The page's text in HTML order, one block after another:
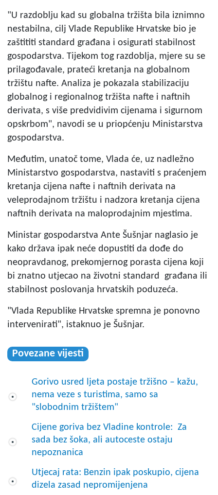
"U razdoblju kad su globalna tržišta bila iznimno
nestabilna, cilj Vlade Republike Hrvatske bio je
zaštititi standard građana i osigurati stabilnost
gospodarstva. Tijekom tog razdoblja, mjere su se
prilagođavale, prateći kretanja na globalnom
tržištu nafte. Analiza je pokazala stabilizaciju
globalnog i regionalnog tržišta nafte i naftnih
derivata, s više predvidivim cijenama i sigurnom
opskrbom", navodi se u priopćenju Ministarstva
gospodarstva.
Međutim, unatoč tome, Vlada će, uz nadležno
Ministarstvo gospodarstva, nastaviti s praćenjem
kretanja cijena nafte i naftnih derivata na
veleprodajnom tržištu i nadzora kretanja cijena
naftnih derivata na maloprodajnim mjestima.
Ministar gospodarstva Ante Šušnjar naglasio je
kako država ipak neće dopustiti da dođe do
neopravdanog, prekomjernog porasta cijena koji
bi znatno utjecao na životni standard građana ili
stabilnost poslovanja hrvatskih poduzeća.
"Vlada Republike Hrvatske spremna je ponovno
intervenirati", istaknuo je Šušnjar.
Povezane vijesti
Gorivo usred ljeta postaje tržišno – kažu,
nema veze s turistima, samo sa
"slobodnim tržištem"
Cijene goriva bez Vladine kontrole: Za
sada bez šoka, ali autoceste ostaju
nepoznanica
Utjecaj rata: Benzin ipak poskupio, cijena
dizela zasad nepromijenjena